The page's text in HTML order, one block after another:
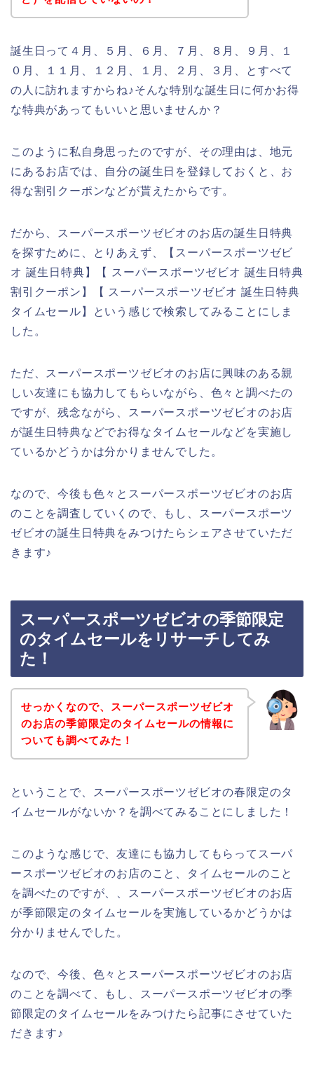
誕生日って４月、５月、６月、７月、８月、９月、１
０月、１１月、１２月、１月、２月、３月、とすべて
の人に訪れますからね♪そんな特別な誕生日に何かお得
な特典があってもいいと思いませんか？
このように私自身思ったのですが、その理由は、地元
にあるお店では、自分の誕生日を登録しておくと、お
得な割引クーポンなどが貰えたからです。
だから、スーパースポーツゼビオのお店の誕生日特典
を探すために、とりあえず、【スーパースポーツゼビ
オ 誕生日特典】【 スーパースポーツゼビオ 誕生日特典
割引クーポン】【 スーパースポーツゼビオ 誕生日特典
タイムセール】という感じで検索してみることにしま
した。
ただ、スーパースポーツゼビオのお店に興味のある親
しい友達にも協力してもらいながら、色々と調べたの
ですが、残念ながら、スーパースポーツゼビオのお店
が誕生日特典などでお得なタイムセールなどを実施し
ているかどうかは分かりませんでした。
なので、今後も色々とスーパースポーツゼビオのお店
のことを調査していくので、もし、スーパースポーツ
ゼビオの誕生日特典をみつけたらシェアさせていただ
きます♪
スーパースポーツゼビオの季節限定
のタイムセールをリサーチしてみ
た！
せっかくなので、スーパースポーツゼビオ
のお店の季節限定のタイムセールの情報に
ついても調べてみた！
ということで、スーパースポーツゼビオの春限定のタ
イムセールがないか？を調べてみることにしました！
このような感じで、友達にも協力してもらってスーパ
ースポーツゼビオのお店のこと、タイムセールのこと
を調べたのですが、、スーパースポーツゼビオのお店
が季節限定のタイムセールを実施しているかどうかは
分かりませんでした。
なので、今後、色々とスーパースポーツゼビオのお店
のことを調べて、もし、スーパースポーツゼビオの季
節限定のタイムセールをみつけたら記事にさせていた
だきます♪